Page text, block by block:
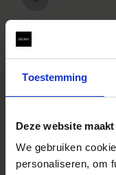
Toestemming
Deze website
We gebruiken
personaliseren, om
EIGENSCHAPPEN
CONSTRUCTION